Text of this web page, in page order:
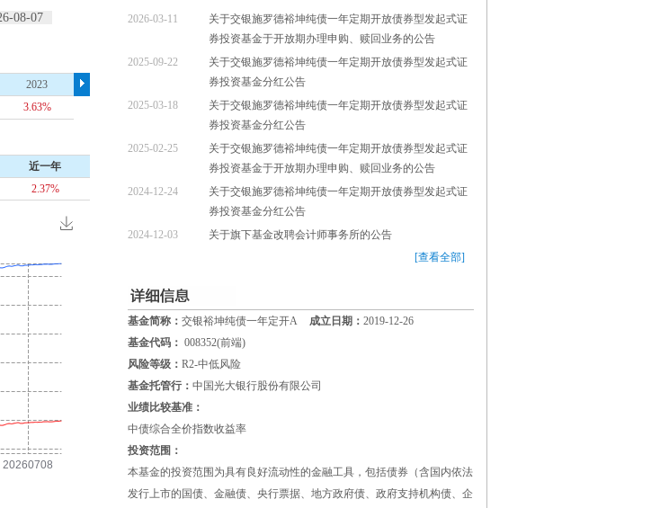
08-07
2023
3.63%
2.63%
2021
4.54%
2020
1.44%
--
近一年
2.37%
2026-03-11
关于交银施罗德裕坤纯债一年定期开放债券型发起式证
券投资基金于开放期办理申购、赎回业务的公告
2025-09-22
关于交银施罗德裕坤纯债一年定期开放债券型发起式证
券投资基金分红公告
2025-03-18
关于交银施罗德裕坤纯债一年定期开放债券型发起式证
券投资基金分红公告
2025-02-25
关于交银施罗德裕坤纯债一年定期开放债券型发起式证
券投资基金于开放期办理申购、赎回业务的公告
2024-12-24
关于交银施罗德裕坤纯债一年定期开放债券型发起式证
券投资基金分红公告
2024-12-03
关于旗下基金改聘会计师事务所的公告
[查看全部]
基金简称： 交银裕坤纯债一年定开A 成立日期： 2019-12-26
基金代码： 008352(前端)
风险等级： R2-中低风险
基金托管行： 中国光大银行股份有限公司
业绩比较基准：
中债综合全价指数收益率
投资范围：
本基金的投资范围为具有良好流动性的金融工具，包括债券（含国内依法
发行上市的国债、金融债、央行票据、地方政府债、政府支持机构债、企